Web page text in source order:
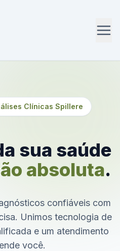
Clínicas Spillere
sua saúde
absoluta.
confiáveis com
Unimos tecnologia de
e um atendimento
você.